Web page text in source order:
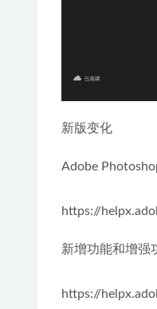
新版变化
Adobe
https://
新增功能和增强
https://